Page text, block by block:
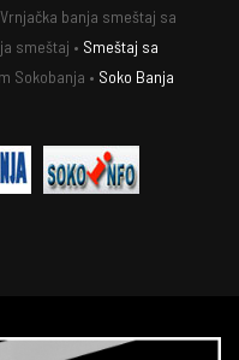
banja smeštaj sa
smeštaj • Smeštaj sa
Sokobanja • Soko Banja